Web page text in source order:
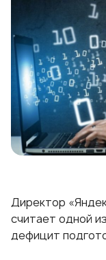
Директор
считает одной
дефицит